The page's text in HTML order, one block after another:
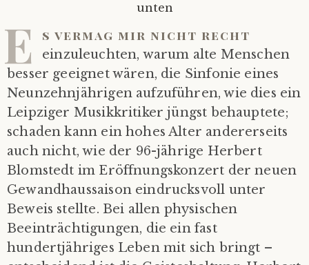
unten
E s vermag mir nicht recht
einzuleuchten, warum alte Menschen
besser geeignet wären, die Sinfonie eines
Neunzehnjährigen aufzuführen, wie dies ein
Leipziger Musikkritiker jüngst behauptete;
schaden kann ein hohes Alter andererseits
auch nicht, wie der 96-jährige Herbert
Blomstedt im Eröffnungskonzert der neuen
Gewandhaussaison eindrucksvoll unter
Beweis stellte. Bei allen physischen
Beeinträchtigungen, die ein fast
hundertjähriges Leben mit sich bringt –